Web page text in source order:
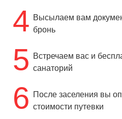
4 Высылаем вам
бронь
5
Встречаем вас и
санаторий
6
После заселения вы
стоимости путевки